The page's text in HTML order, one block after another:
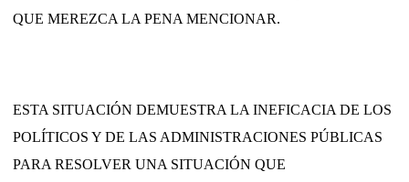
QUE MEREZCA LA PENA MENCIONAR.
ESTA SITUACIÓN DEMUESTRA LA INEFICACIA DE LOS
POLÍTICOS Y DE LAS ADMINISTRACIONES PÚBLICAS
PARA RESOLVER UNA SITUACIÓN QUE